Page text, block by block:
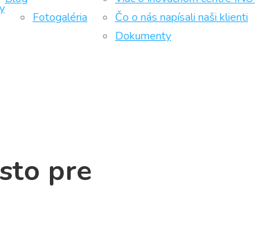
Fotogaléria
Čo o nás napísali naši klienti
Dokumenty
pre